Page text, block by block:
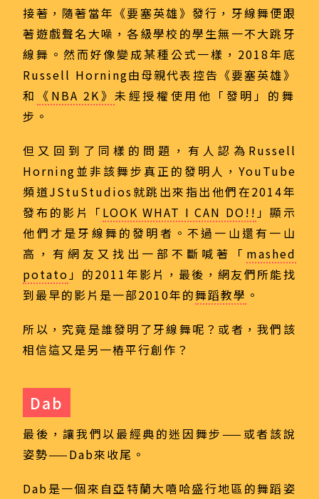
接著，隨著當年《要塞英雄》發行，牙線舞便跟
著遊戲聲名大噪，各級學校的學生無一不大跳牙
線舞。然而好像變成某種公式一樣，2018年底
Russell Horning由母親代表控告《要塞英雄》
和 《NBA 2K》未經授權使用他「發明」的舞
步。
但又回到了同樣的問題，有人認為Russell
Horning並非該舞步真正的發明人，YouTube
頻道JStuStudios就跳出來指出他們在2014年
發布的影片「 LOOK WHAT I CAN DO!!」顯示
他們才是牙線舞的發明者。不過一山還有一山
高，有網友又找出一部不斷喊著「 mashed
potato」的2011年影片，最後，網友們所能找
到最早的影片是一部2010年的舞蹈教學 。
所以，究竟是誰發明了牙線舞呢？或者，我們該
相信這又是另一樁平行創作？
Dab
最後，讓我們以最經典的迷因舞步——或者該說
姿勢——Dab來收尾。
Dab是一個來自亞特蘭大嘻哈盛行地區的舞蹈姿